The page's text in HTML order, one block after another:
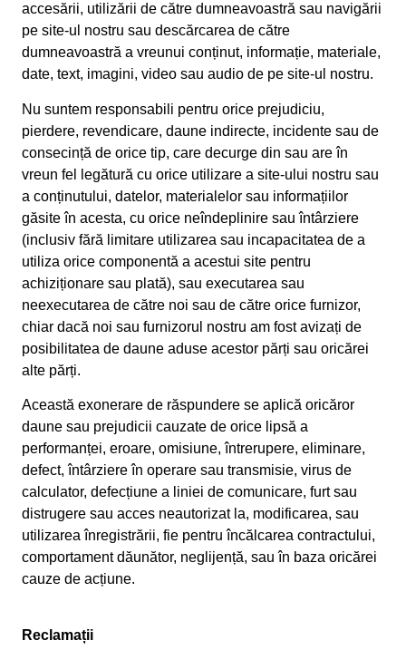
accesării, utilizării de către dumneavoastră sau navigării
pe site-ul nostru sau descărcarea de către
dumneavoastră a vreunui conținut, informație, materiale,
date, text, imagini, video sau audio de pe site-ul nostru.
Nu suntem responsabili pentru orice prejudiciu,
pierdere, revendicare, daune indirecte, incidente sau de
consecință de orice tip, care decurge din sau are în
vreun fel legătură cu orice utilizare a site-ului nostru sau
a conținutului, datelor, materialelor sau informațiilor
găsite în acesta, cu orice neîndeplinire sau întârziere
(inclusiv fără limitare utilizarea sau incapacitatea de a
utiliza orice componentă a acestui site pentru
achiziționare sau plată), sau executarea sau
neexecutarea de către noi sau de către orice furnizor,
chiar dacă noi sau furnizorul nostru am fost avizați de
posibilitatea de daune aduse acestor părți sau oricărei
alte părți.
Această exonerare de răspundere se aplică oricăror
daune sau prejudicii cauzate de orice lipsă a
performanței, eroare, omisiune, întrerupere, eliminare,
defect, întârziere în operare sau transmisie, virus de
calculator, defecțiune a liniei de comunicare, furt sau
distrugere sau acces neautorizat la, modificarea, sau
utilizarea înregistrării, fie pentru încălcarea contractului,
comportament dăunător, neglijență, sau în baza oricărei
cauze de acțiune.
Reclamații